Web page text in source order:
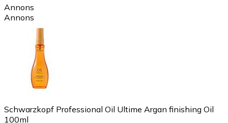
Annons
Annons
Schwarzkopf Professional Oil Ultime Argan finishing Oil
100ml